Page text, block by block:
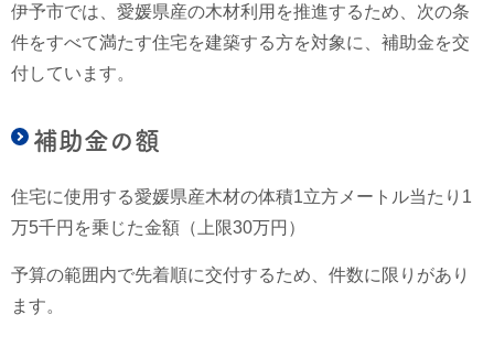
伊予市では、愛媛県産の木材利用を推進するため、次の条
件をすべて満たす住宅を建築する方を対象に、補助金を交
付しています。
補助金の額
住宅に使用する愛媛県産木材の体積1立方メートル当たり1
万5千円を乗じた金額（上限30万円）
予算の範囲内で先着順に交付するため、件数に限りがあり
ます。